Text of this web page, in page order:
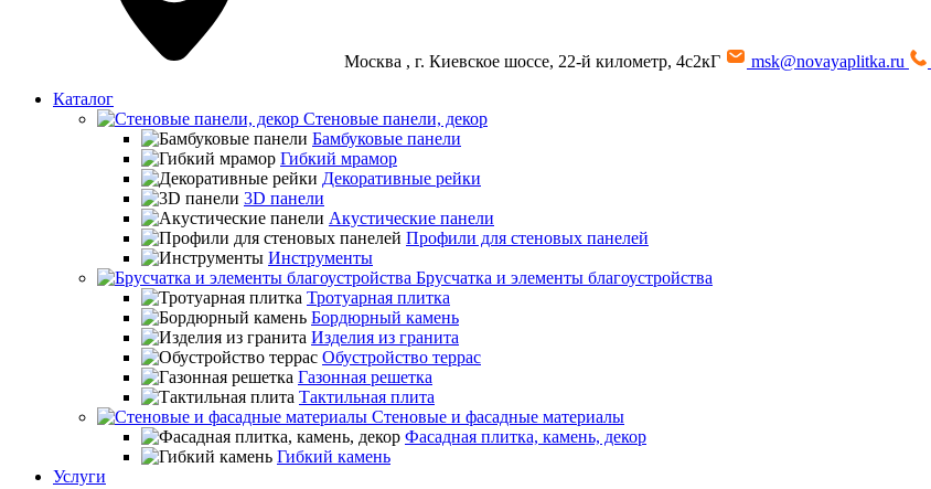
Москва , г. Киевское шоссе, 22-й километр, 4с2кГ msk@novayaplitka.ru
Каталог
Стеновые панели, декор
Бамбуковые панели
Гибкий мрамор
Декоративные рейки
3D панели
Акустические панели
Профили для стеновых панелей
Инструменты
Брусчатка и элементы благоустройства
Тротуарная плитка
Бордюрный камень
Изделия из гранита
Обустройство террас
Газонная решетка
Тактильная плита
Стеновые и фасадные материалы
Фасадная плитка, камень, декор
Гибкий камень
Услуги